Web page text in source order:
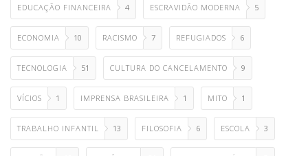
EDUCAÇÃO FINANCEIRA 4 ESCRAVIDÃO MODERNA 5
ECONOMIA 10 RACISMO 7 REFUGIADOS 6
TECNOLOGIA 51 CULTURA DO CANCELAMENTO 9
VÍCIOS 1 IMPRENSA BRASILEIRA 1 MITO 1
TRABALHO INFANTIL 13 FILOSOFIA 6 ESCOLA 3